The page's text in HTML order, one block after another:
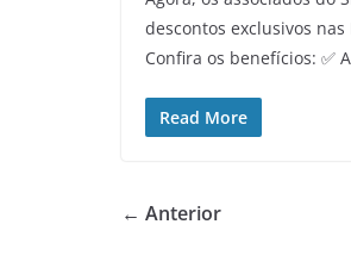
descontos exclusivos nas
Confira os benefícios: ✅
Read More
← Anterior